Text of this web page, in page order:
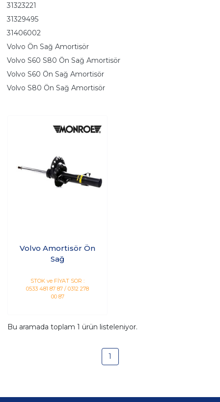
31323221
31329495
31406002
Volvo Ön Sağ Amortisör
Volvo S60 S80 Ön Sağ Amortisör
Volvo S60 Ön Sağ Amortisör
Volvo S80 Ön Sağ Amortisör
Volvo Amortisör Ön
Sağ
STOK ve FİYAT SOR :
0533 481 87 87 / 0312 278
00 87
Bu aramada toplam 1 ürün listeleniyor.
1